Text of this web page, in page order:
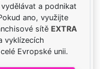
a podnikat
ano, využijte
sítě EXTRA
vyklízecích
Evropské unii.